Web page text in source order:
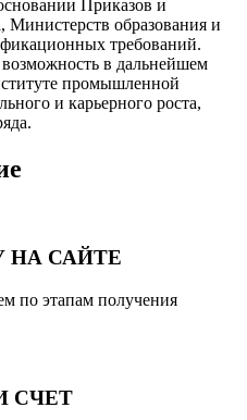
Приказов и
Министерств образования и
требований.
в дальнейшем
промышленной
и карьерного роста,
НА САЙТЕ
по этапам получения
СЧЕТ